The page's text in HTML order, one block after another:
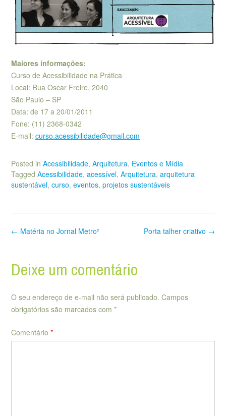
Maiores informações:
Curso de Acessibilidade na Prática
Local: Rua Oscar Freire, 2040
São Paulo – SP
Data: de 17 a 20/01/2011
Fone: (11) 2368-0342
E-mail: curso.acessibilidade@gmail.com
Posted in Acessibilidade, Arquitetura, Eventos e Mídia
Tagged Acessibilidade, acessível, Arquitetura, arquitetura
sustentável, curso, eventos, projetos sustentáveis
Post
Porta talher criativo →
← Matéria no Jornal Metro²
Deixe um comentário
O seu endereço de e-mail não será publicado. Campos
obrigatórios são marcados com *
Comentário *